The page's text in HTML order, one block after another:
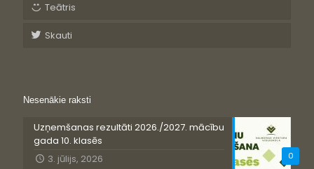
Teātris
Skauti
Nesenākie raksti
0
Uzņemšanas rezultāti 2026./2027. mācību
gada 10. klasēs
3. jūlijs, 2026